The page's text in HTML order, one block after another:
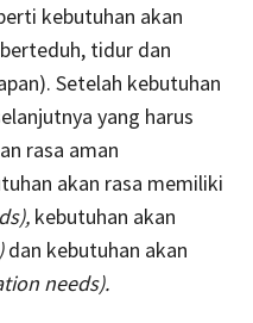
kebutuhan akan
tidur dan
Setelah kebutuhan
yang harus
rasa aman
akan rasa memiliki
kebutuhan akan
dan kebutuhan akan
needs).